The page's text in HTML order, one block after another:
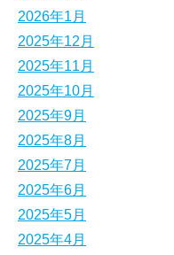
2026年1月
2025年12月
2025年11月
2025年10月
2025年9月
2025年8月
2025年7月
2025年6月
2025年5月
2025年4月